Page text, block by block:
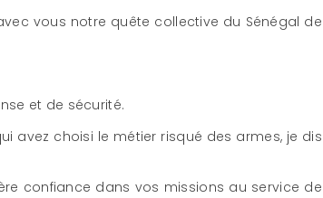
vous notre quête collective du Sénégal de
et de sécurité.
avez choisi le métier risqué des armes, je dis
confiance dans vos missions au service de